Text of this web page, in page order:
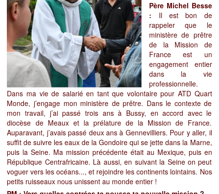
Père Michel Besse
: Il est bon de
rappeler que le
ministère de prêtre
de la Mission de
France est un
engagement entier
dans la vie
professionnelle.
Dans ma vie de salarié en tant que volontaire pour ATD Quart
Monde, j’engage mon ministère de prêtre. Dans le contexte de
mon travail, j’ai passé trois ans à Bussy, en accord avec le
diocèse de Meaux et la prélature de la Mission de France.
Auparavant, j’avais passé deux ans à Gennevilliers. Pour y aller, il
suffit de suivre les eaux de la Gondoire qui se jette dans la Marne,
puis la Seine. Ma mission précédente était au Mexique, puis en
République Centrafricaine. Là aussi, en suivant la Seine on peut
voguer vers les océans..., et rejoindre les continents lointains. Nos
petits ruisseaux nous unissent au monde entier !